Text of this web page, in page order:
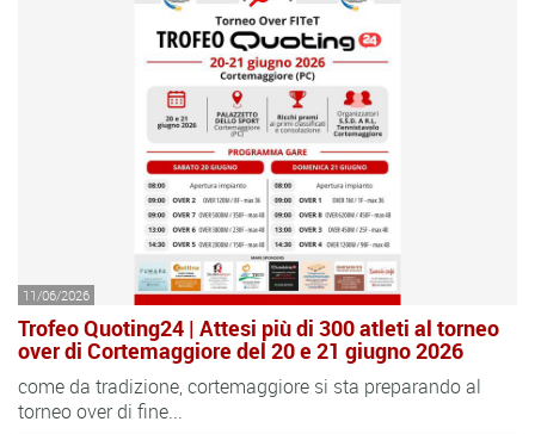
11/06/2026
Trofeo Quoting24 | Attesi più di 300 atleti al torneo
over di Cortemaggiore del 20 e 21 giugno 2026
come da tradizione, cortemaggiore si sta preparando al
torneo over di fine...